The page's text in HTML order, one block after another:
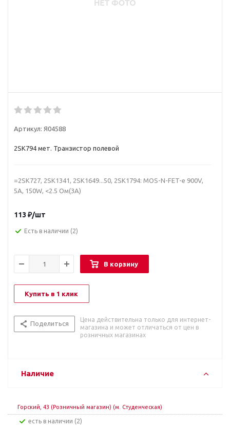
Артикул: Я04588
2SK794 мет. Транзистор полевой
=2SK727, 2SK1341, 2SK1649...50, 2SK1794: MOS-N-FET-e 900V,
5A, 150W, <2.5 Ом(3A)
113 ₽/шт
Есть в наличии (2)
В корзину
Купить в 1 клик
Поделиться
Цена действительна только для интернет-
магазина и может отличаться от цен в
розничных магазинах
Наличие
Горский, 43 (Розничный магазин) (м. Студенческая)
Есть в наличии (2)